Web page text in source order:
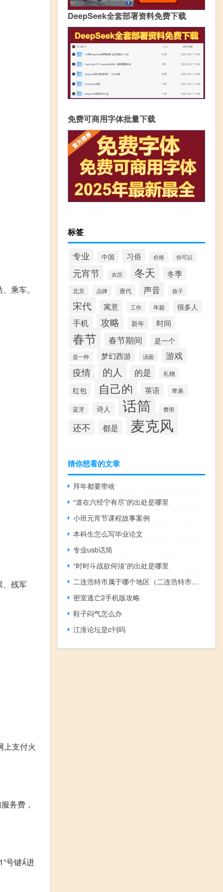
乘车。
、残军
上支付火
务费，
号键进
DeepSeek全套部署资料免费下载
免费可商用字体批量下载
标签
专业 中国 习俗 价格 你可以
元宵节 农历 冬天 冬季
北京 品牌 唐代 声音 孩子
宋代 寓意 工作 年龄 很多人
手机 攻略 新年 时间
春节 春节期间 是一个
是一种 梦幻西游 汤圆 游戏
疫情 的人 的是 礼物
红包 自己的 英语 苹果
蓝牙 诗人 话筒 费用
还不 都是 麦克风
猜你想看的文章
拜年都要带啥
“道在六经宁有尽”的出处是哪里
小班元宵节课程故事案例
本科生怎么写毕业论文
专业usb话筒
“时时斗战欲何须”的出处是哪里
二连浩特市属于哪个地区（二连浩特市属于哪个市）
密室逃亡2手机版攻略
鞋子闷气怎么办
江淮论坛是c刊吗